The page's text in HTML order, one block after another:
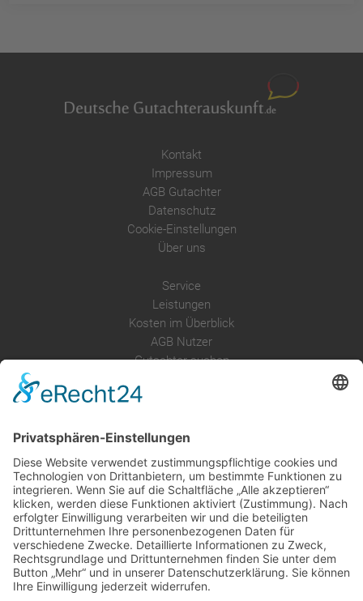
Kontakt
Impressum
AGB Gutachter
Datenschutz
Cookie-Einstellungen
Über uns
Service
Leistungen
Kosten im Überblick
AGB Nutzer
Gutachter suchen
Anfrage
Presse
Partner: Der DGuSV
als Gutachter eintragen
Infos für Suchende